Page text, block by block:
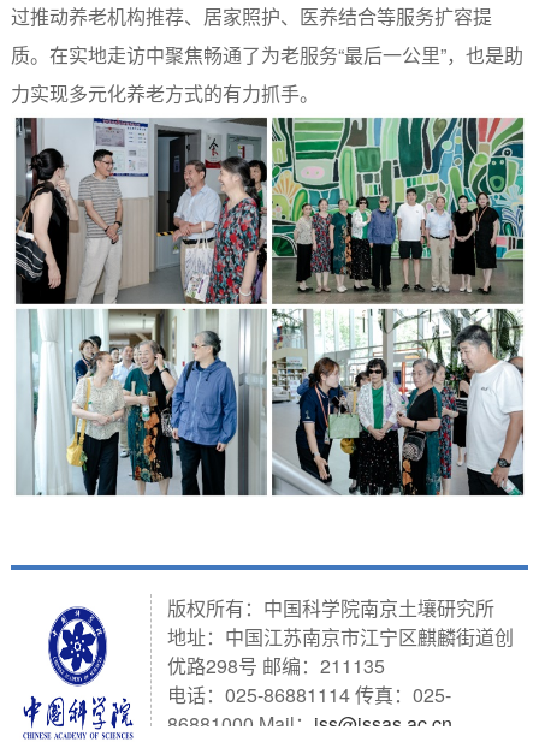
过推动养老机构推荐、居家照护、医养结合等服务扩容提
质。在实地走访中聚焦畅通了为老服务“最后一公里”，也是助
力实现多元化养老方式的有力抓手。
版权所有：中国科学院南京土壤研究所
地址：中国江苏南京市江宁区麒麟街道创
优路298号 邮编：211135
电话：025-86881114 传真：025-
86881000 Mail： iss@issas.ac.cn